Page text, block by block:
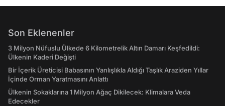
Son Eklenenler
3 Milyon Nüfuslu Ülkede 6 Kilometrelik Altın Damarı Keşfedildi:
Ülkenin Kaderi Değişti
Bir İçerik Üreticisi Babasının Yanlışlıkla Aldığı Taşlık Araziden Yıllar
İçinde Orman Yaratmasını Anlattı
Ülkenin Sokaklarına 1 Milyon Ağaç Dikilecek: Klimalara Veda
Edecekler